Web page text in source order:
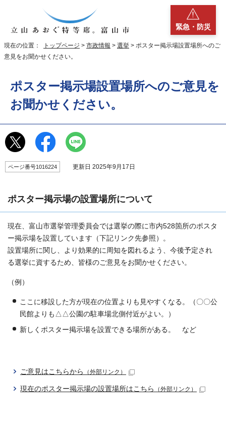
緊急・防災
現在の位置： トップページ > 市政情報 > 選挙 > ポスター掲示場設置場所へのご
意見をお聞かせください。
ポスター掲示場設置場所へのご意見を
お聞かせください。
ページ番号1016224 更新日 2025年9月17日
ポスター掲示場の設置場所について
現在、富山市選挙管理委員会では選挙の際に市内528箇所のポスタ
ー掲示場を設置しています（下記リンク先参照）。
設置場所に関し、より効果的に周知を図れるよう、今後予定され
る選挙に資するため、皆様のご意見をお聞かせください。
（例）
ここに移設した方が現在の位置よりも見やすくなる。（〇〇公
民館よりも△△公園の駐車場北側付近がよい。）
新しくポスター掲示場を設置できる場所がある。 など
ご意見はこちらから （外部リンク）
現在のポスター掲示場の設置場所はこちら （外部リンク）